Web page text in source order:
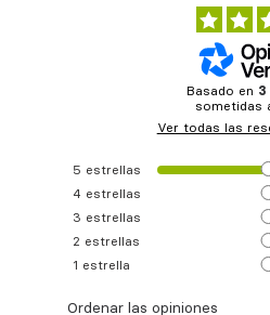
Basado en 3
sometidas
Ver todas las
5 estrellas
4 estrellas
3 estrellas
2 estrellas
1 estrella
Ordenar las opiniones